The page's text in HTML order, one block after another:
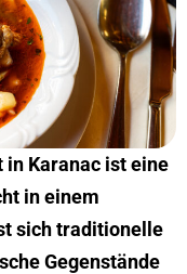
in Karanac ist eine
in einem
sich traditionelle
Gegenstände